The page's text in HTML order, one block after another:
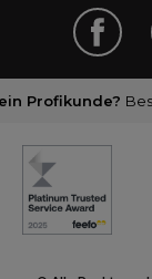
Profikunde?